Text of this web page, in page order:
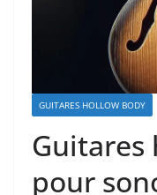
GUITARES HOLLOW BODY
Guitares
pour